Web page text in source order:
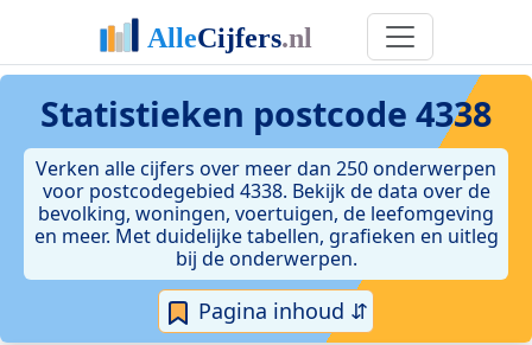
Statistieken postcode 4338
Verken alle cijfers over meer dan 250 onderwerpen
voor postcodegebied 4338. Bekijk de data over de
bevolking, woningen, voertuigen, de leefomgeving
en meer. Met duidelijke tabellen, grafieken en uitleg
bij de onderwerpen.
Pagina inhoud ⇵